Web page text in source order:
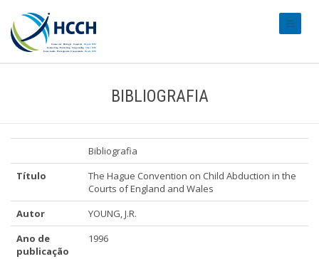
BIBLIOGRAFIA
Bibliografia
Título
The Hague Convention on Child Abduction in the
Courts of England and Wales
Autor
YOUNG, J.R.
Ano de
publicação
1996